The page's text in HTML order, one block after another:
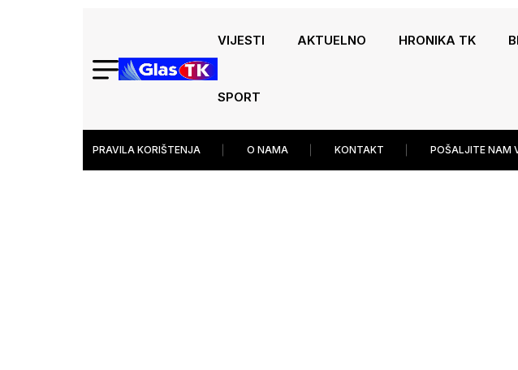
VIJESTI AKTUELNO HRONIKA TK
SPORT
PRAVILA KORIŠTENJA O NAMA KONTAKT POŠALJITE NAM